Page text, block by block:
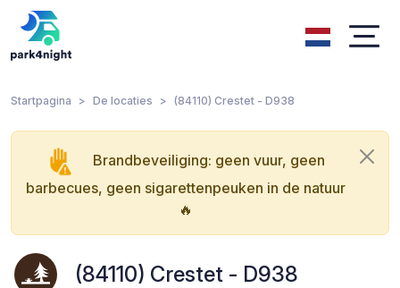
Startpagina De locaties (84110) Crestet - D938
Brandbeveiliging: geen vuur, geen
barbecues, geen sigarettenpeuken in de natuur
🔥
(84110) Crestet - D938